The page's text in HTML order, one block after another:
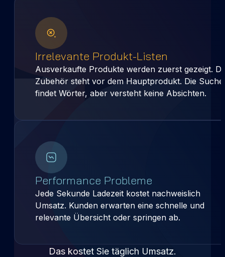
Irrelevante Produkt-Listen
Ausverkaufte Produkte werden zuerst gezeigt.
Zubehör steht vor dem Hauptprodukt. Die Suche
findet Wörter, aber versteht keine Absichten.
Performance Probleme
Jede Sekunde Ladezeit kostet nachweislich
Umsatz. Kunden erwarten eine schnelle und
relevante Übersicht oder springen ab.
Das kostet Sie täglich Umsatz.